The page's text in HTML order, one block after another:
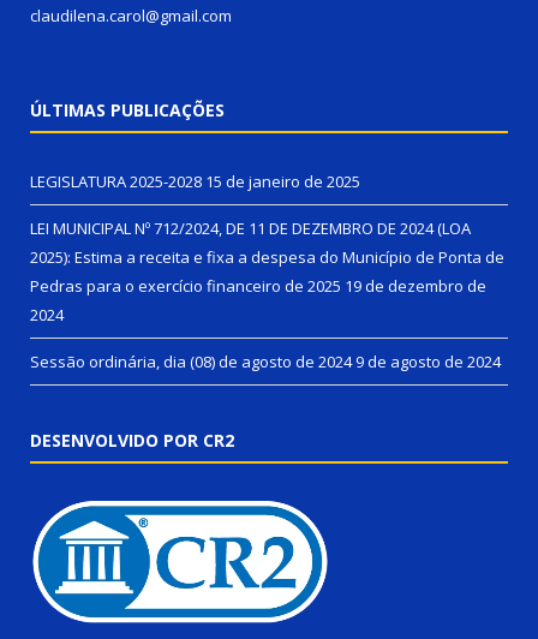
claudilena.carol@gmail.com
ÚLTIMAS PUBLICAÇÕES
LEGISLATURA 2025-2028 15 de janeiro de 2025
LEI MUNICIPAL Nº 712/2024, DE 11 DE DEZEMBRO DE 2024 (LOA
2025): Estima a receita e fixa a despesa do Município de Ponta de
Pedras para o exercício financeiro de 2025 19 de dezembro de
2024
Sessão ordinária, dia (08) de agosto de 20249 de agosto de 2024
DESENVOLVIDO POR CR2